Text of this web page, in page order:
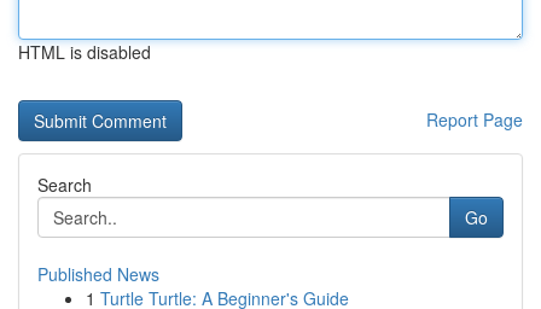
HTML is disabled
Report Page
Search
Go
Published News
1 Turtle Turtle: A Beginner's Guide